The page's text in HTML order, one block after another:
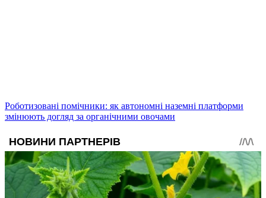
Роботизовані помічники: як автономні наземні платформи
змінюють догляд за органічними овочами